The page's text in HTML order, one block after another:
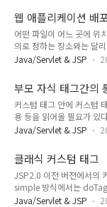
있다. 우선은 서버 자체에
스팅인데, 그 내용이 뉴스
^^;; 내용도 기초적인 내용
http://www.4te.co.kr/
초적인 내용이 아닌 정말
수 있겠죠 ㅎ 하지만 이 놈
웹 애플리케이션 배
어떤 파일이 어느 곳에 위
의로 정하는 장소와는 달
파일을 배포해야지만, 전
이미지) 및 jsp 루트 디렉
클라이언트가 직접 접근할
우를 위해서 배포할 순
WEB-INF/tags 디렉토리
Java/Servlet & JSP
부모 자식 태그간의
커스텀 태그 안에 커스텀
용 등을 읽어올 필요가 있
myCustomTag3.tld 0.1
com.example.tag;
Java/Servlet & JSP
클래식 커스텀 태그
JSP2.0 이전 버젼에서의
simple 방식에서는
JspException,
Java/Servlet & JSP